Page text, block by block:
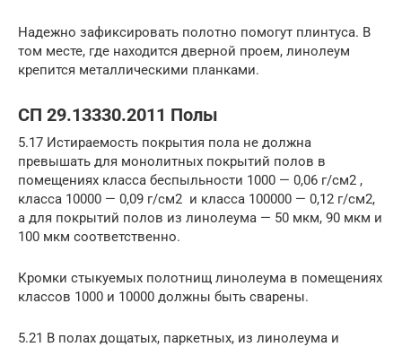
Надежно зафиксировать полотно помогут плинтуса. В
том месте, где находится дверной проем, линолеум
крепится металлическими планками.
СП 29.13330.2011 Полы
5.17 Истираемость покрытия пола не должна
превышать для монолитных покрытий полов в
помещениях класса беспыльности 1000 — 0,06 г/см2 ,
класса 10000 — 0,09 г/см2 и класса 100000 — 0,12 г/см2,
а для покрытий полов из линолеума — 50 мкм, 90 мкм и
100 мкм соответственно.
Кромки стыкуемых полотнищ линолеума в помещениях
классов 1000 и 10000 должны быть сварены.
5.21 В полах дощатых, паркетных, из линолеума и